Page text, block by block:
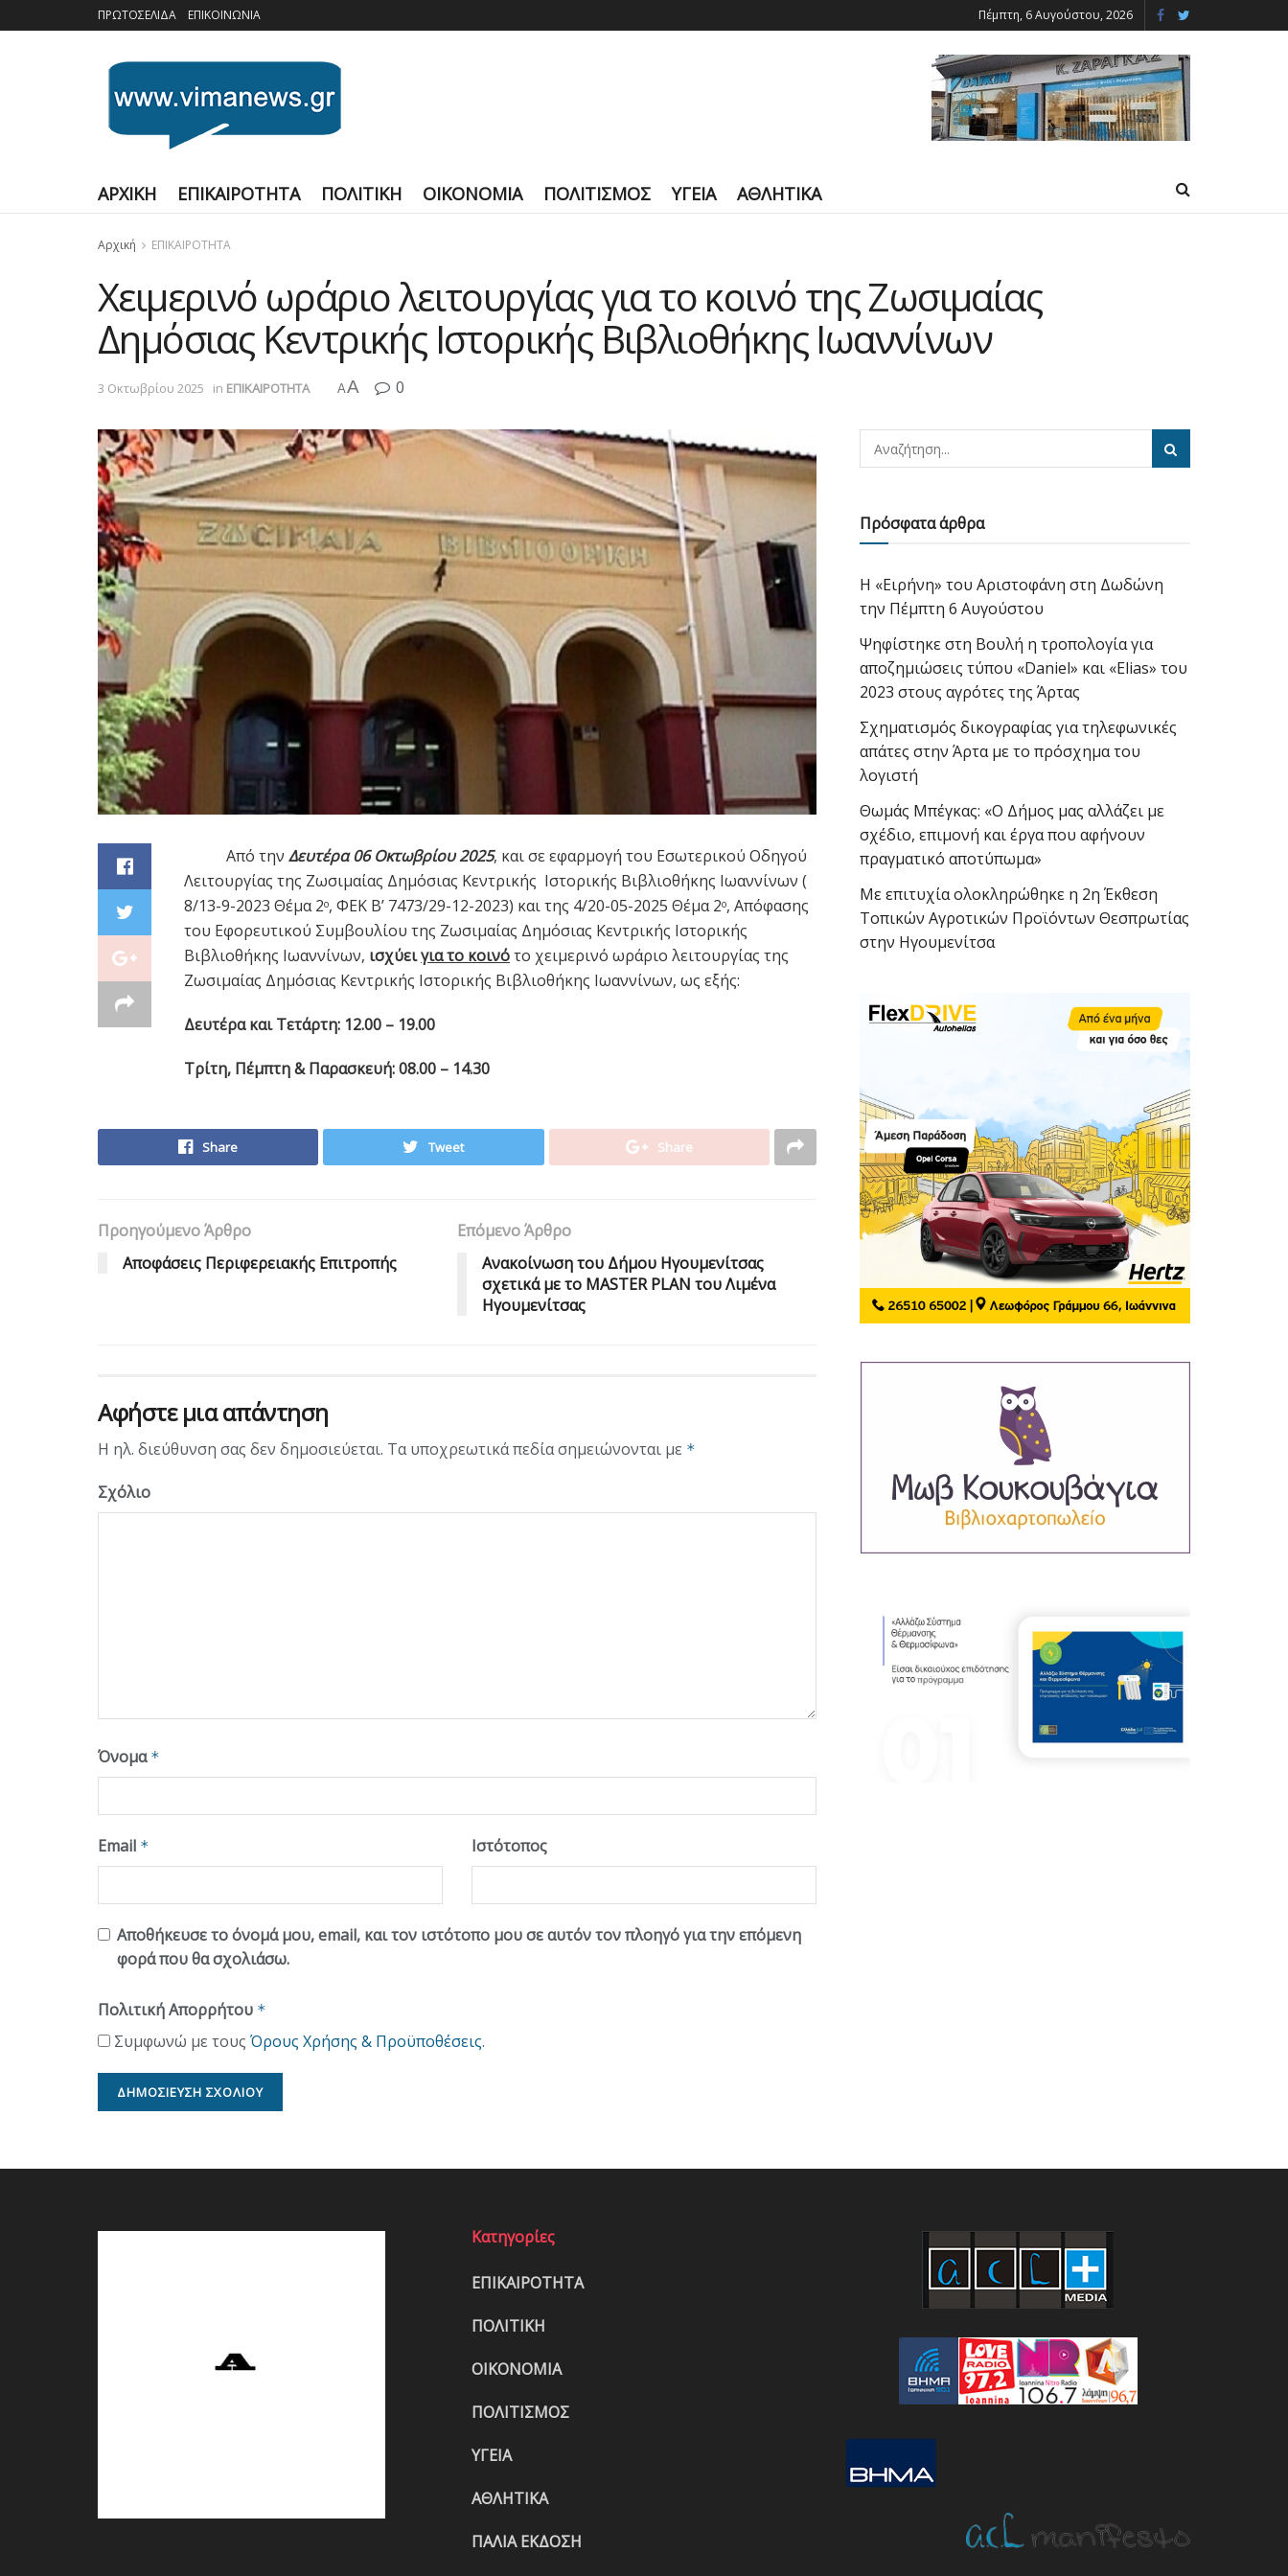
ΠΡΩΤΟΣΕΛΙΔΑ ΕΠΙΚΟΙΝΩΝΙΑ Πέμπτη, 6 Αυγούστου, 2026
ΑΡΧΙΚΗ ΕΠΙΚΑΙΡΟΤΗΤΑ ΠΟΛΙΤΙΚΗ ΟΙΚΟΝΟΜΙΑ ΠΟΛΙΤΙΣΜΟΣ ΥΓΕΙΑ ΑΘΛΗΤΙΚΑ
Αρχική ΕΠΙΚΑΙΡΟΤΗΤΑ
Χειμερινό ωράριο λειτουργίας για το κοινό της Ζωσιμαίας
Δημόσιας Κεντρικής Ιστορικής Βιβλιοθήκης Ιωαννίνων
3 Οκτωβρίου 2025 in ΕΠΙΚΑΙΡΟΤΗΤΑ AA 0
Από την Δευτέρα 06 Οκτωβρίου 2025, και σε εφαρμογή του Εσωτερικού Οδηγού
Λειτουργίας της Ζωσιμαίας Δημόσιας Κεντρικής Ιστορικής Βιβλιοθήκης Ιωαννίνων (
8/13-9-2023 Θέμα 2ο, ΦΕΚ Β’ 7473/29-12-2023) και της 4/20-05-2025 Θέμα 2ο, Απόφασης
του Εφορευτικού Συμβουλίου της Ζωσιμαίας Δημόσιας Κεντρικής Ιστορικής
Βιβλιοθήκης Ιωαννίνων, ισχύειγια το κοινότο χειμερινό ωράριο λειτουργίας της
Ζωσιμαίας Δημόσιας Κεντρικής Ιστορικής Βιβλιοθήκης Ιωαννίνων, ως εξής:
Δευτέρα και Τετάρτη: 12.00 – 19.00
Τρίτη, Πέμπτη & Παρασκευή: 08.00 – 14.30
Share Tweet Share
Προηγούμενο Άρθρο
Αποφάσεις Περιφερειακής Επιτροπής
Επόμενο Άρθρο
Ανακοίνωση του Δήμου Ηγουμενίτσας
σχετικά με το MASTER PLAN του Λιμένα
Ηγουμενίτσας
Αφήστε μια απάντηση
Η ηλ. διεύθυνση σας δεν δημοσιεύεται. Τα υποχρεωτικά πεδία σημειώνονται με *
Σχόλιο
Όνομα *
Email * Ιστότοπος
Αποθήκευσε το όνομά μου, email, και τον ιστότοπο μου σε αυτόν τον πλοηγό για την επόμενη
φορά που θα σχολιάσω.
Πολιτική Απορρήτου *
Συμφωνώ με τους Όρους Χρήσης & Προϋποθέσεις.
Πρόσφατα άρθρα
Η «Ειρήνη» του Αριστοφάνη στη Δωδώνη
την Πέμπτη 6 Αυγούστου
Ψηφίστηκε στη Βουλή η τροπολογία για
αποζημιώσεις τύπου «Daniel» και «Elias» του
2023 στους αγρότες της Άρτας
Σχηματισμός δικογραφίας για τηλεφωνικές
απάτες στην Άρτα με το πρόσχημα του
λογιστή
Θωμάς Μπέγκας: «Ο Δήμος μας αλλάζει με
σχέδιο, επιμονή και έργα που αφήνουν
πραγματικό αποτύπωμα»
Με επιτυχία ολοκληρώθηκε η 2η Έκθεση
Τοπικών Αγροτικών Προϊόντων Θεσπρωτίας
στην Ηγουμενίτσα
Κατηγορίες
ΕΠΙΚΑΙΡΟΤΗΤΑ
ΠΟΛΙΤΙΚΗ
ΟΙΚΟΝΟΜΙΑ
ΠΟΛΙΤΙΣΜΟΣ
ΥΓΕΙΑ
ΑΘΛΗΤΙΚΑ
ΠΑΛΙΑ ΕΚΔΟΣΗ